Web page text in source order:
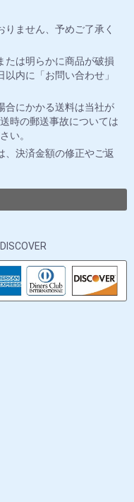
ません、予めご了承く
たは明らかに商品が破損
内に「お問い合わせ」
合にかかる送料は当社が
時の郵送事故については
い。
、決済金額の修正やご返